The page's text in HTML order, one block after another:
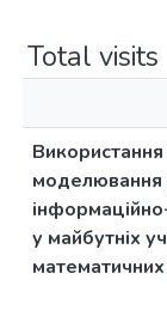
Total visits
моделювання
у майбутніх